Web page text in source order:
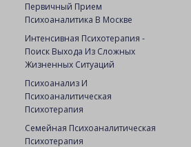
Первичный Прием
Психоаналитика В Москве
Интенсивная Психотерапия -
Поиск Выхода Из Сложных
Жизненных Ситуаций
Психоанализ И
Психоаналитическая
Психотерапия
Семейная Психоаналитическая
Психотерапия